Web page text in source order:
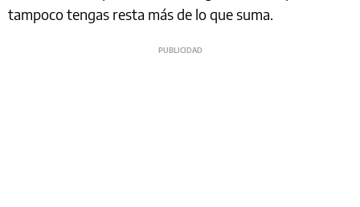
tampoco tengas resta más de lo que suma.